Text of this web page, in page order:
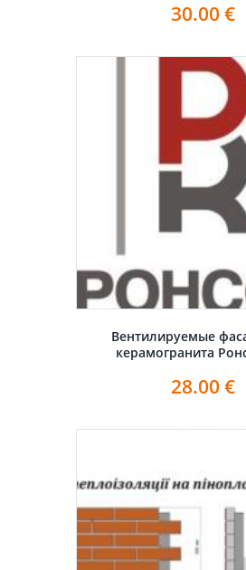
30.00 €
Вентилируемые
керамогранита
28.00 €